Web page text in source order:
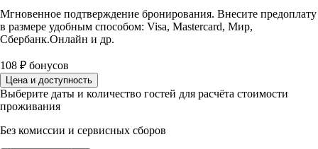
Мгновенное подтверждение бронирования. Внесите предоплату
в размере удобным способом: Visa, Mastercard, Мир,
Сбербанк.Онлайн и др.
108 ₽ бонусов
Цена и доступность
Выберите даты и количество гостей для расчёта стоимости
проживания
Без комиссии и сервисных сборов